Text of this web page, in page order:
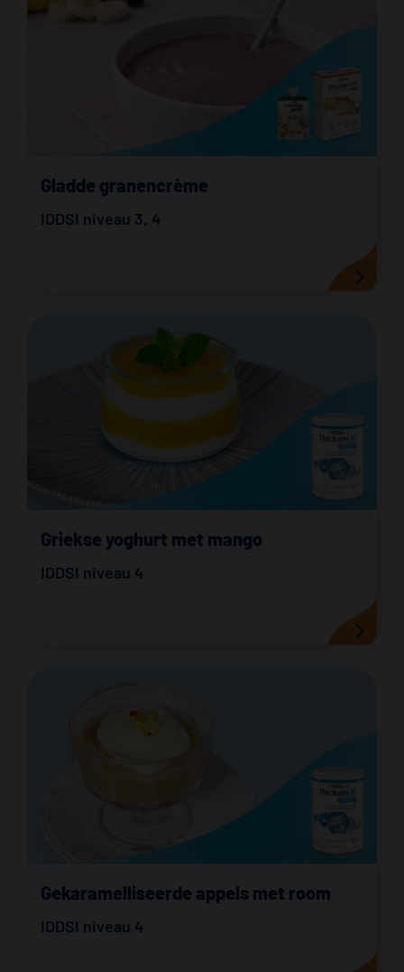
Gladde granencrème
IDDSI niveau 3, 4
Griekse yoghurt met mango
IDDSI niveau 4
Gekaramelliseerde appels met room
IDDSI niveau 4